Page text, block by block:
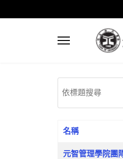
文章列表
名稱
元智管理學院團